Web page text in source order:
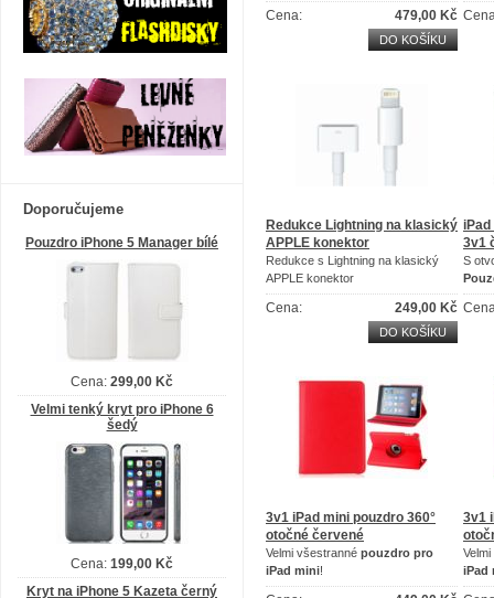
479,00 Kč
Cena:
DO KOŠÍKU
Redukce Lightning na klasický
APPLE konektor
Redukce s Lightning na klasický
APPLE konektor
Kompatibilní se všemi APPLE
výrobky
249,00 Kč
Cena:
DO KOŠÍKU
iPad
3v1
S
P
3v1 iPad mini pouzdro 360°
otočné červené
Velmi všestranné pouzdro pro
iPad mini!
Dívejte se a nebo pohodlně pište
3v1
iPad
Doporučujeme
Pouzdro iPhone 5 Manager bílé
Cena: 299,00 Kč
Velmi tenký kryt pro iPhone 6
šedý
Cena: 199,00 Kč
Kryt na iPhone 5 Kazeta černý